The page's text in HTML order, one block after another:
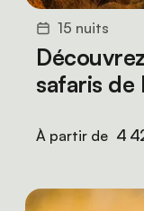
15 nuits
safaris de
À partir de 4